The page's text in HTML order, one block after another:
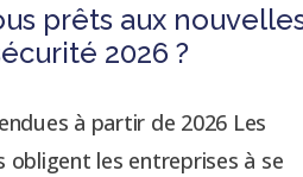
prêts aux
2026 ?
à partir de 2026 Les
les entreprises à se